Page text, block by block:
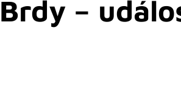
–